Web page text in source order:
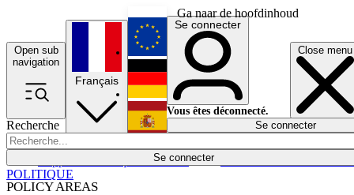
Ga naar de hoofdinhoud
Open sub
navigation
Close menu
Recherche
Se connecter
POLICY AREAS
Économie
Français
English
Deutsch
Español
Se connecter
Vous êtes déconnecté.
Se connecter
POLITIQUE